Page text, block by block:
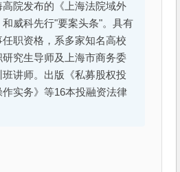
院发布的《上海法院域外
威科先行"要案头条"。具有
任职资格，系多家知名高校
究生导师及上海市商务委
讲师。出版《私募股权投
实务》等16本投融资法律